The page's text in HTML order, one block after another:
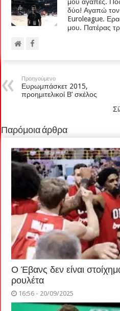
μου αγάπες.
δύο! Αγαπώ τον
Euroleague.
μου. Πατέρας
Προηγούμενο
Ευρωμπάσκετ 2015,
προημιτελικοί Β’ σκέλος
Παρόμοια άρθρα
Ο Έβανς δεν είναι
ρουλέτα
16:56 - 20/09/2025